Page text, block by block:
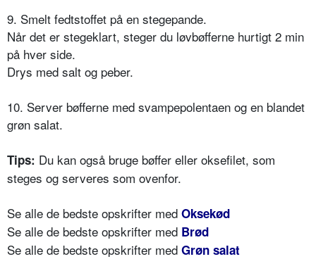
9. Smelt fedtstoffet på en stegepande.
Når det er stegeklart, steger du løvbøfferne hurtigt 2 min
på hver side.
Drys med salt og peber.
10. Server bøfferne med svampepolentaen og en blandet
grøn salat.
Tips: Du kan også bruge bøffer eller oksefilet, som
steges og serveres som ovenfor.
Se alle de bedste opskrifter med Oksekød
Se alle de bedste opskrifter med Brød
Se alle de bedste opskrifter med Grøn salat